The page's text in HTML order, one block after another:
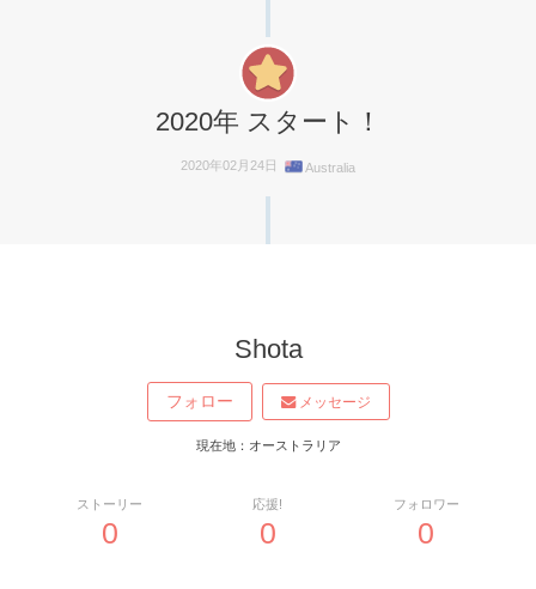
2020年 スタート！
2020年02月24日 Australia
Shota
フォロー メッセージ
現在地：オーストラリア
ストーリー
0
応援!
0
フォロワー
0